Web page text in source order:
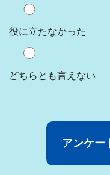
役に立たなかった
どちらとも言えない